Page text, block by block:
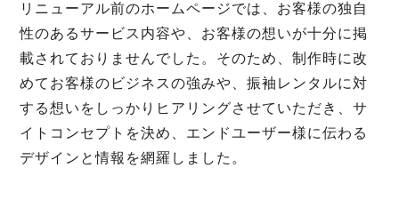
リニューアル前のホームページでは、お客様の独自
性のあるサービス内容や、お客様の想いが十分に掲
載されておりませんでした。そのため、制作時に改
めてお客様のビジネスの強みや、振袖レンタルに対
する想いをしっかりヒアリングさせていただき、サ
イトコンセプトを決め、エンドユーザー様に伝わる
デザインと情報を網羅しました。